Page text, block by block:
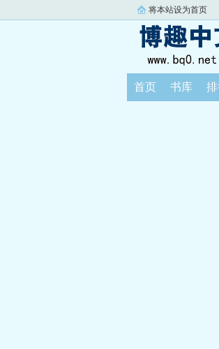
将本站设为首页
首页 书库